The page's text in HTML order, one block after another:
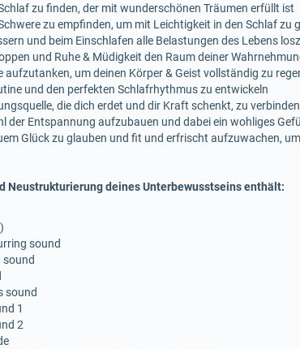
zu finden, der mit wunderschönen Träumen erfüllt ist
zu empfinden, um mit Leichtigkeit in den Schlaf zu
und beim Einschlafen alle Belastungen des Lebens
und Ruhe & Müdigkeit den Raum deiner
aufzutanken, um deinen Körper & Geist vollständig zu
und den perfekten Schlafrhythmus zu entwickeln
die dich erdet und dir Kraft schenkt, zu verbinden
der Entspannung aufzubauen und dabei ein wohliges
Glück zu glauben und fit und erfrischt aufzuwachen,
Neustrukturierung deines Unterbewusstseins enthält:
sound
sound
1
2